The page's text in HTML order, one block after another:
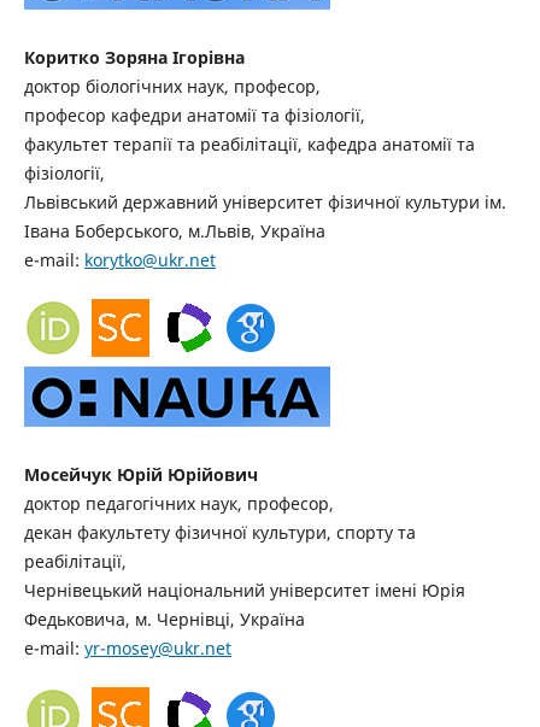
Коритко Зоряна Ігорівна
доктор біологічних наук, професор,
професор кафедри анатомії та фізіології,
факультет терапії та реабілітації, кафедра анатомії та
фізіології,
Львівський державний університет фізичної культури ім.
Івана Боберського, м.Львів, Україна
e-mail: korytko@ukr.net
Мосейчук Юрій Юрійович
доктор педагогічних наук, професор,
декан факультету фізичної культури, спорту та
реабілітації,
Чернівецький національний університет імені Юрія
Федьковича, м. Чернівці, Україна
e-mail: yr-mosey@ukr.net